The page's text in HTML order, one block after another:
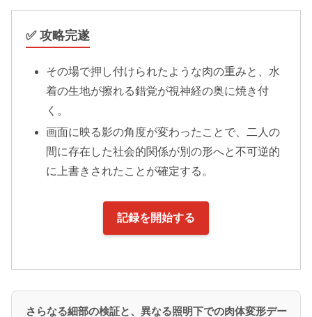
✅ 攻略完遂
その場で押し付けられたような肉の重みと、水
着の生地が擦れる錯覚が視神経の奥に焼き付
く。
画面に映る影の角度が変わったことで、二人の
間に存在した社会的関係が別の形へと不可逆的
に上書きされたことが確定する。
記録を開始する
さらなる細部の検証と、異なる照明下での肉体変形デー